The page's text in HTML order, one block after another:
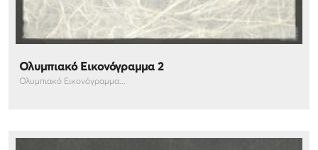
Ολυμπιακό Εικονόγραμμα 2
Ολυμπιακό Εικονόγραμμα...